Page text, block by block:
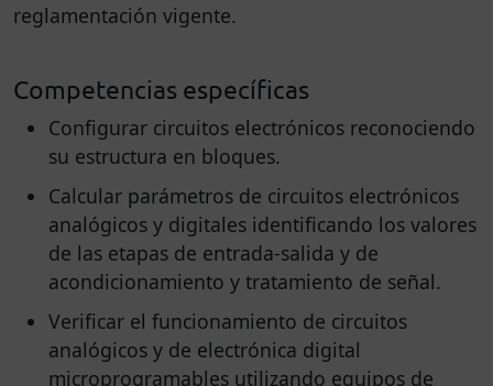
reglamentación vigente.
Competencias específicas
Configurar circuitos electrónicos reconociendo
su estructura en bloques.
Calcular parámetros de circuitos electrónicos
analógicos y digitales identificando los valores
de las etapas de entrada-salida y de
acondicionamiento y tratamiento de señal.
Verificar el funcionamiento de circuitos
analógicos y de electrónica digital
microprogramables utilizando equipos de